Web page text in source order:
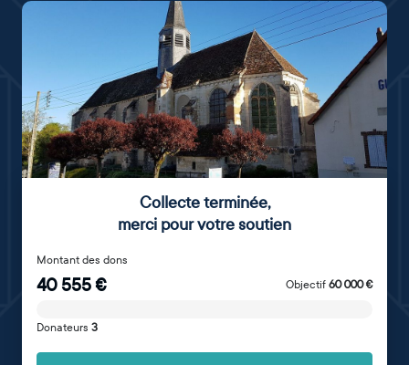
Collecte terminée,
merci pour votre soutien
Montant des dons
40 555€ Objectif 60 000€
Donateurs 3